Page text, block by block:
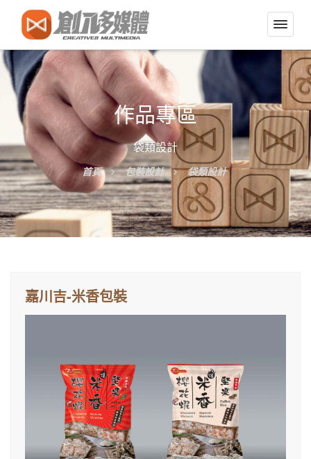
切
換
導
選
單
作品專區
袋類設計
首頁 包裝設計 袋類設計
嘉川吉-米香包裝